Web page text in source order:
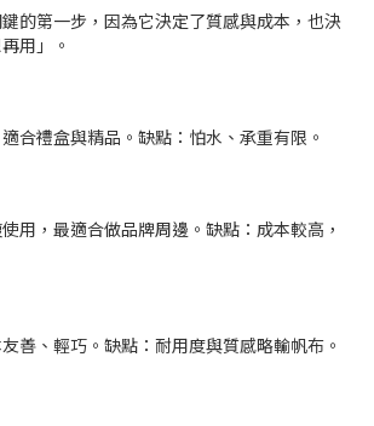
的第一步，因為它決定了質感與成本，也決
用」。
合禮盒與精品。缺點：怕水、承重有限。
用，最適合做品牌周邊。缺點：成本較高，
善、輕巧。缺點：耐用度與質感略輸帆布。